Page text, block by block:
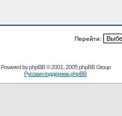
Перейти:
Powered byphpBB© 2001, 2005 phpBB Group
Русская поддержка phpBB